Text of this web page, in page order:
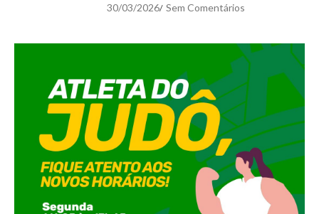
30/03/2026/ Sem Comentários